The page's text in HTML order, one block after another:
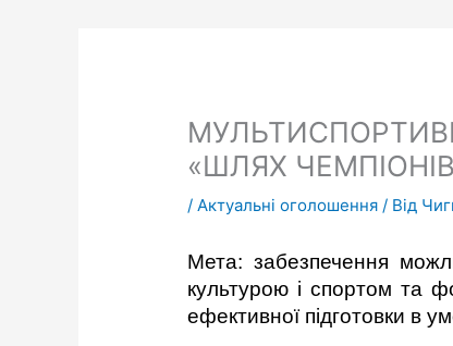
«ШЛЯХ
/Актуальні оголошення / Від
Мета: забезпечення
культурою і спортом та
ефективної підготовки в